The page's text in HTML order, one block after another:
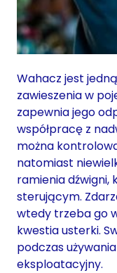
Wahacz jest
zawieszenia w
zapewnia jego
współpracę z
można
natomiast
ramienia dźwigni,
sterującym.
wtedy trzeba go
kwestia usterki.
podczas
eksploatacyjny.